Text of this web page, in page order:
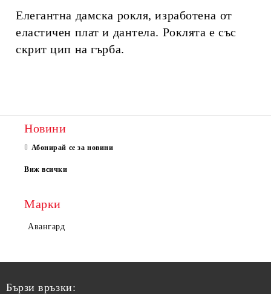
Елегантна дамска рокля, изработена от
еластичен плат и дантела. Роклята е със
скрит цип на гърба.
Новини
Абонирай се за новини
Виж всички
Марки
Авангард
Бързи връзки: